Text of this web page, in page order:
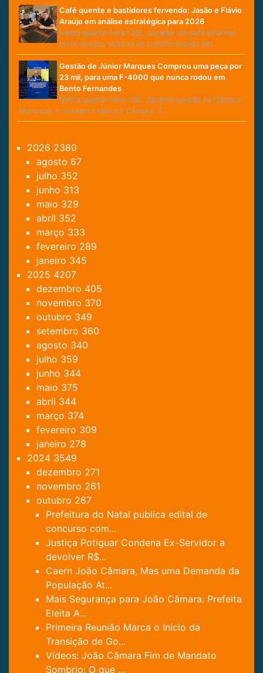
Café quente e bastidores fervendo: Jasão e Flávio
Araújo em análise estratégica para 2026
Nesta quarta-feira (30), durante um café informal
entre amigos acabou se transformando em…
Gestão de Júnior Marques Comprou uma peça por
23 mil, para uma F-4000 que nunca rodou em
Bento Fernandes
Nesta quarta-feira (18), durante sessão na Câmara
Municipal, o vereador Marcos Câmara, lí…
2026 2380
agosto 67
julho 352
junho 313
maio 329
abril 352
março 333
fevereiro 289
janeiro 345
2025 4207
dezembro 405
novembro 370
outubro 349
setembro 360
agosto 340
julho 359
junho 344
maio 375
abril 344
março 374
fevereiro 309
janeiro 278
2024 3549
dezembro 271
novembro 261
outubro 267
Prefeitura do Natal publica edital de
concurso com...
Justiça Potiguar Condena Ex-Servidor a
devolver R$...
Caern João Câmara, Mas uma Demanda da
População At...
Mais Segurança para João Câmara: Prefeita
Eleita A...
Primeira Reunião Marca o Início da
Transição de Go...
Vídeos: João Câmara Fim de Mandato
Sombrio: O que ...